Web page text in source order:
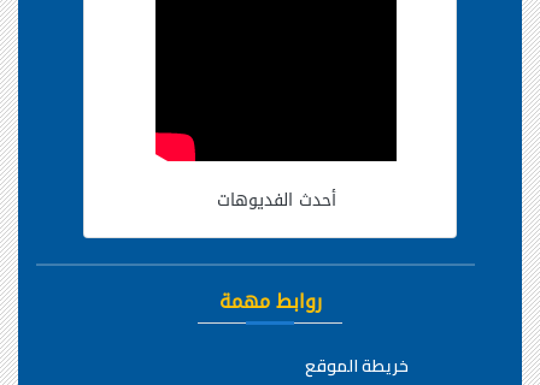
أحدث الفديوهات
روابط مهمة
خريطة الموقع